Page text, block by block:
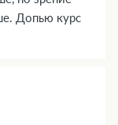
Допью курс